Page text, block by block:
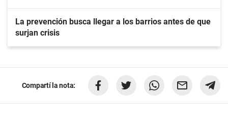
La prevención busca llegar a los barrios antes de que
surjan crisis
Compartí la nota: